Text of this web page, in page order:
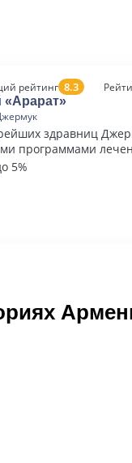
рейтинг 8.3
«Арарат»
Джермука с
программами
заболеваний как ДЦП
5%